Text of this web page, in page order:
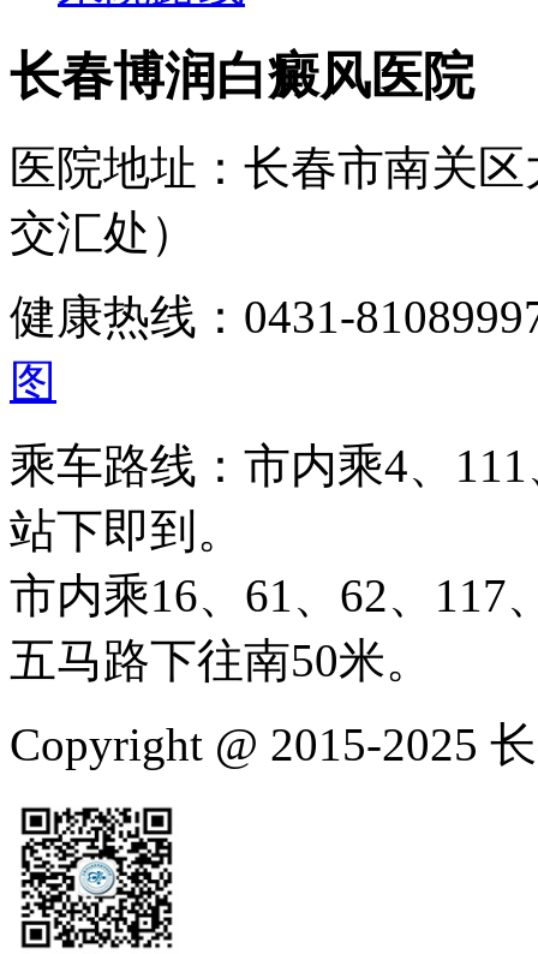
长春博润白癜风医院
医院地址：长春市南关
交汇处）
健康热线：0431-
图
乘车路线：市内乘4、
站下即到。
市内乘16、61、62、117
五马路下往南50米。
Copyright @ 2015-2025